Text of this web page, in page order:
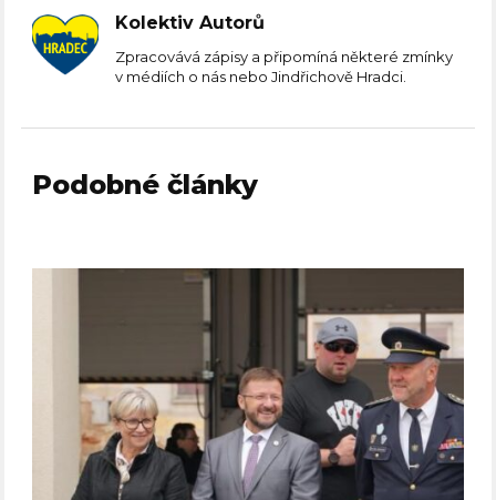
Kolektiv Autorů
Zpracovává zápisy a připomíná některé zmínky
v médiích o nás nebo Jindřichově Hradci.
Podobné články